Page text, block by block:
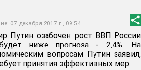
07 декабря 2017 г., 09:54
социальных проблем
Путин озабочен: рост ВВП России
ниже прогноза - 2,4%. На
вопросам Путин заявил,
принятия эффективных мер.